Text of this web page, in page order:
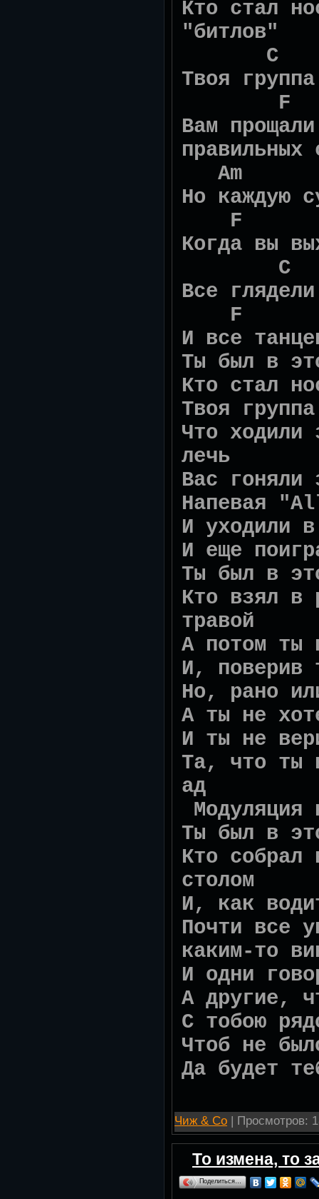
Кто стал
"битлов"
Твоя
F
Вам
правильных
Но каждую
F
Когда вы
C
Все
F
И все
Ты был в
Кто стал
Твоя
Что ходили
лечь
Вас гоняли
Напевая
И уходили
И еще
Ты был в
Кто взял в
травой
А потом ты
И, поверив
Но, рано
А ты не
И ты не
Та, что ты
ад
Модуляция
Ты был в
Кто
столом
И, как
Почти все
каким-то
И одни
А другие,
С тобою
Чтоб не
Да будет
Чиж & Со | Просмотров:
То измена, то
Поделиться…